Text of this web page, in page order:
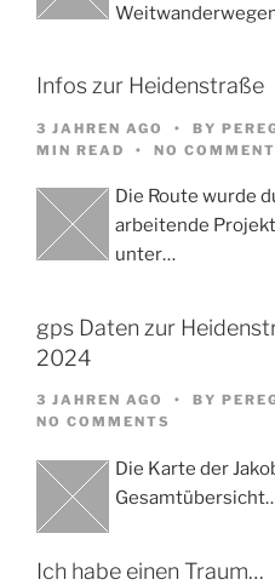
Infos zur Heidenstraße
3 JAHREN AGO BY
MIN READ
NO
Die Route wurde
arbeitende
unter…
gps Daten zur
2024
3 JAHREN AGO BY
NO COMMENTS
Die Karte der
Ich habe einen Traum…